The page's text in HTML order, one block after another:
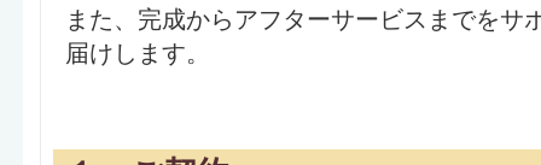
また、完成からアフターサービスまでをサ
届けします。